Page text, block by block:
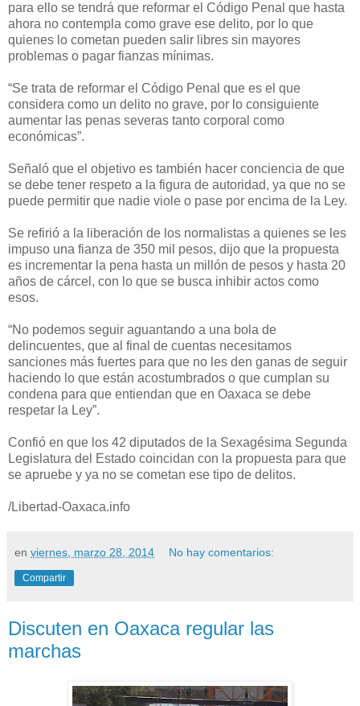
para ello se tendrá que reformar el Código Penal que hasta
ahora no contempla como grave ese delito, por lo que
quienes lo cometan pueden salir libres sin mayores
problemas o pagar fianzas mínimas.
“Se trata de reformar el Código Penal que es el que
considera como un delito no grave, por lo consiguiente
aumentar las penas severas tanto corporal como
económicas”.
Señaló que el objetivo es también hacer conciencia de que
se debe tener respeto a la figura de autoridad, ya que no se
puede permitir que nadie viole o pase por encima de la Ley.
Se refirió a la liberación de los normalistas a quienes se les
impuso una fianza de 350 mil pesos, dijo que la propuesta
es incrementar la pena hasta un millón de pesos y hasta 20
años de cárcel, con lo que se busca inhibir actos como
esos.
“No podemos seguir aguantando a una bola de
delincuentes, que al final de cuentas necesitamos
sanciones más fuertes para que no les den ganas de seguir
haciendo lo que están acostumbrados o que cumplan su
condena para que entiendan que en Oaxaca se debe
respetar la Ley”.
Confió en que los 42 diputados de la Sexagésima Segunda
Legislatura del Estado coincidan con la propuesta para que
se apruebe y ya no se cometan ese tipo de delitos.
/Libertad-Oaxaca.info
en viernes, marzo 28, 2014 No hay comentarios:
Compartir
Discuten en Oaxaca regular las
marchas